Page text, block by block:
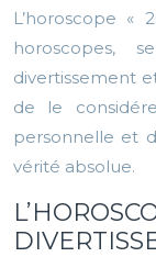
L’horoscope
divertissement
de le
personnelle et
vérité absolue.